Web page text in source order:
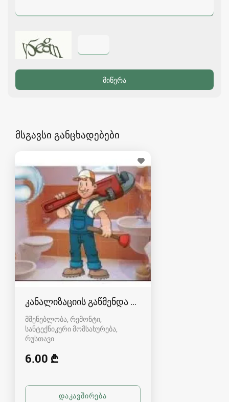
მსგავსი განცხადებები
კანალიზაციის გაწმენდა რუსთავში
მშენებლობა, რემონტი,
სანტექნიკური მომსახურება
რუსთავი
6.00 ₾